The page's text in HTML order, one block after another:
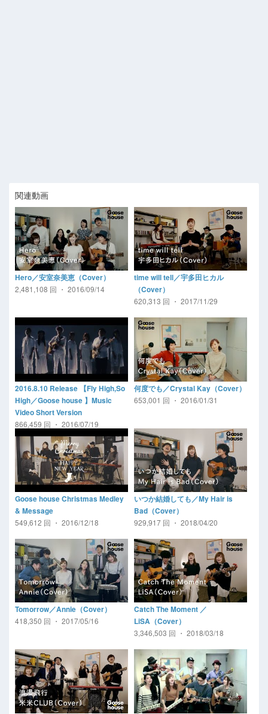
関連動画
Hero／安室奈美恵（Cover）
2,481,108 回 ・ 2016/09/14
time will tell／宇多田ヒカル
（Cover）
620,313 回 ・ 2017/11/29
2016.8.10 Release 【Fly High,So
High／Goose house 】Music
Video Short Version
866,459 回 ・ 2016/07/19
何度でも／Crystal Kay（Cover）
653,001 回 ・ 2016/01/31
Goose house Christmas Medley
& Message
549,612 回 ・ 2016/12/18
いつか結婚しても／My Hair is
Bad（Cover）
929,917 回 ・ 2018/04/20
Tomorrow／Annie（Cover）
418,350 回 ・ 2017/05/16
Catch The Moment ／
LiSA（Cover）
3,346,503 回 ・ 2018/03/18